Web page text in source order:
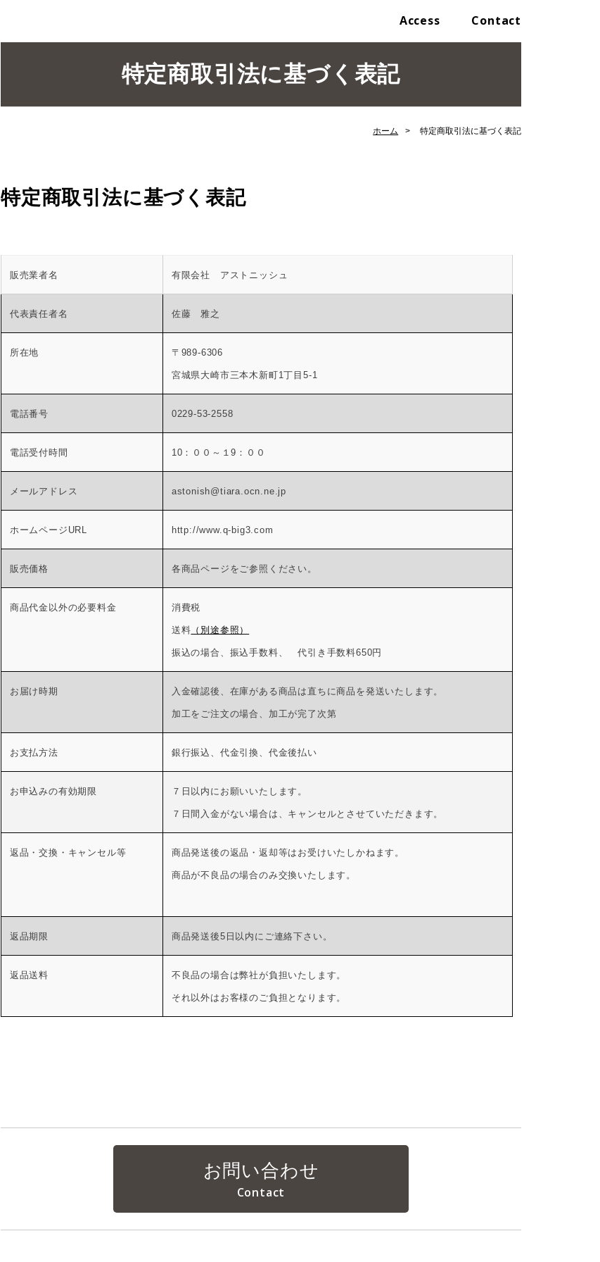
Access Contact
特定商取引法に基づく表記
ホーム 特定商取引法に基づく表記
特定商取引法に基づく表記
販売業者名 有限会社 アストニッシュ
代表責任者名 佐藤 雅之
所在地 〒989-6306
宮城県大崎市三本木新町1丁目5-1
電話番号 0229-53-2558
電話受付時間 10：００～１9：００
メールアドレス astonish@tiara.ocn.ne.jp
ホームページURL http://www.q-big3.com
販売価格 各商品ページをご参照ください。
商品代金以外の必要料金 消費税
送料 （別途参照）
振込の場合、振込手数料、 代引き手数料650円
お届け時期 入金確認後、在庫がある商品は直ちに商品を発送いたします。
加工をご注文の場合、加工が完了次第
お支払方法 銀行振込、代金引換、代金後払い
お申込みの有効期限 ７日以内にお願いいたします。
７日間入金がない場合は、キャンセルとさせていただきます。
返品・交換・キャンセル等 商品発送後の返品・返却等はお受けいたしかねます。
商品が不良品の場合のみ交換いたします。
返品期限 商品発送後5日以内にご連絡下さい。
返品送料 不良品の場合は弊社が負担いたします。
それ以外はお客様のご負担となります。
お問い合わせ